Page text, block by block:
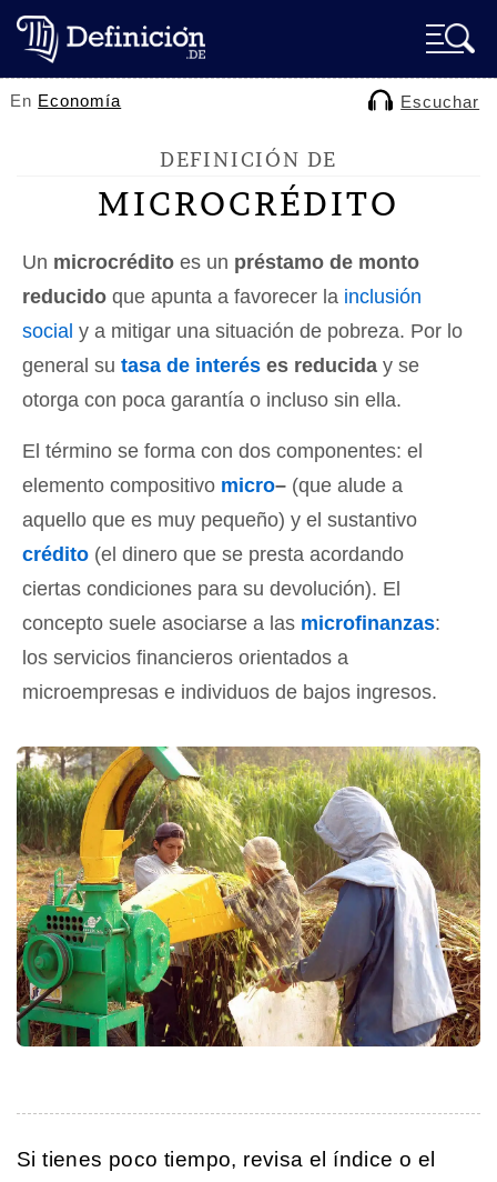
En Economía Escuchar
DEFINICIÓN DE
MICROCRÉDITO
Un microcrédito es un préstamo de monto
reducido que apunta a favorecer la inclusión
social y a mitigar una situación de pobreza. Por lo
general su tasa de interés es reducida y se
otorga con poca garantía o incluso sin ella.
El término se forma con dos componentes: el
elemento compositivo micro– (que alude a
aquello que es muy pequeño) y el sustantivo
crédito (el dinero que se presta acordando
ciertas condiciones para su devolución). El
concepto suele asociarse a las microfinanzas:
los servicios financieros orientados a
microempresas e individuos de bajos ingresos.
Si tienes poco tiempo, revisa el índice o el